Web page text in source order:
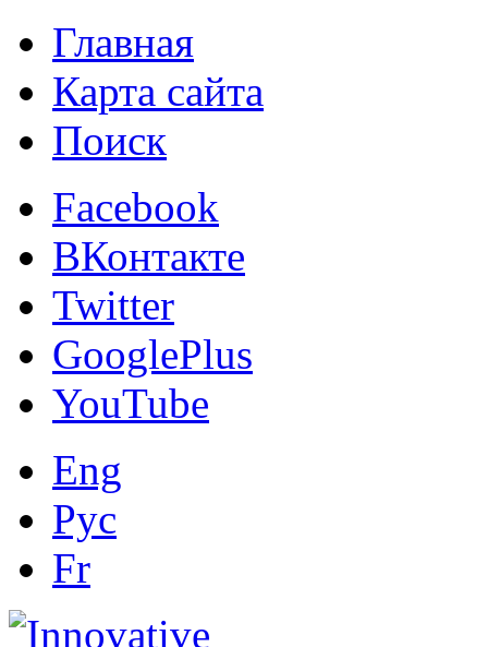
Главная
Карта сайта
Поиск
Facebook
ВКонтакте
Twitter
GooglePlus
YouTube
Eng
Рус
Fr